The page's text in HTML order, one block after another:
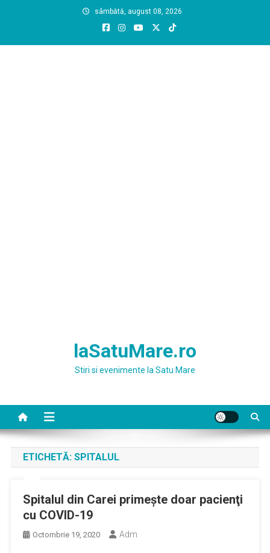
sâmbătă, august 08, 2026
laSatuMare.ro
Stiri si evenimente la Satu Mare
ETICHETĂ: SPITALUL
Spitalul din Carei primeşte doar pacienţi
cu COVID-19
Octombrie 19, 2020 Adm